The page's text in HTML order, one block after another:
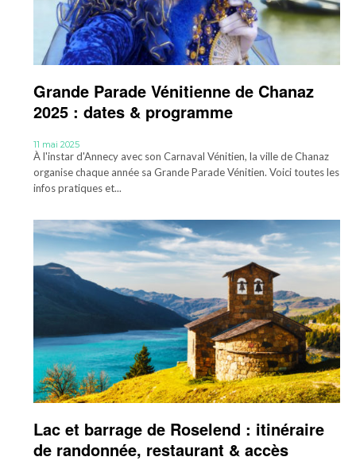
Grande Parade Vénitienne de Chanaz
2025 : dates & programme
11 mai 2025
À l'instar d'Annecy avec son Carnaval Vénitien, la ville de Chanaz
organise chaque année sa Grande Parade Vénitien. Voici toutes les
infos pratiques et...
Lac et barrage de Roselend : itinéraire
de randonnée, restaurant & accès